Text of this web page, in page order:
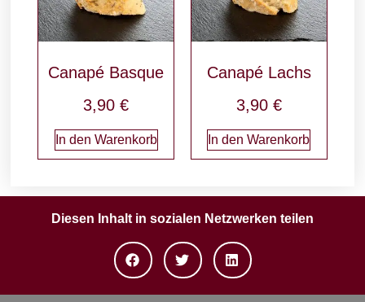
Canapé Basque
3,90€
In den Warenkorb
Canapé Lachs
3,90 €
In den Warenkorb
Diesen Inhalt in sozialen Netzwerken teilen